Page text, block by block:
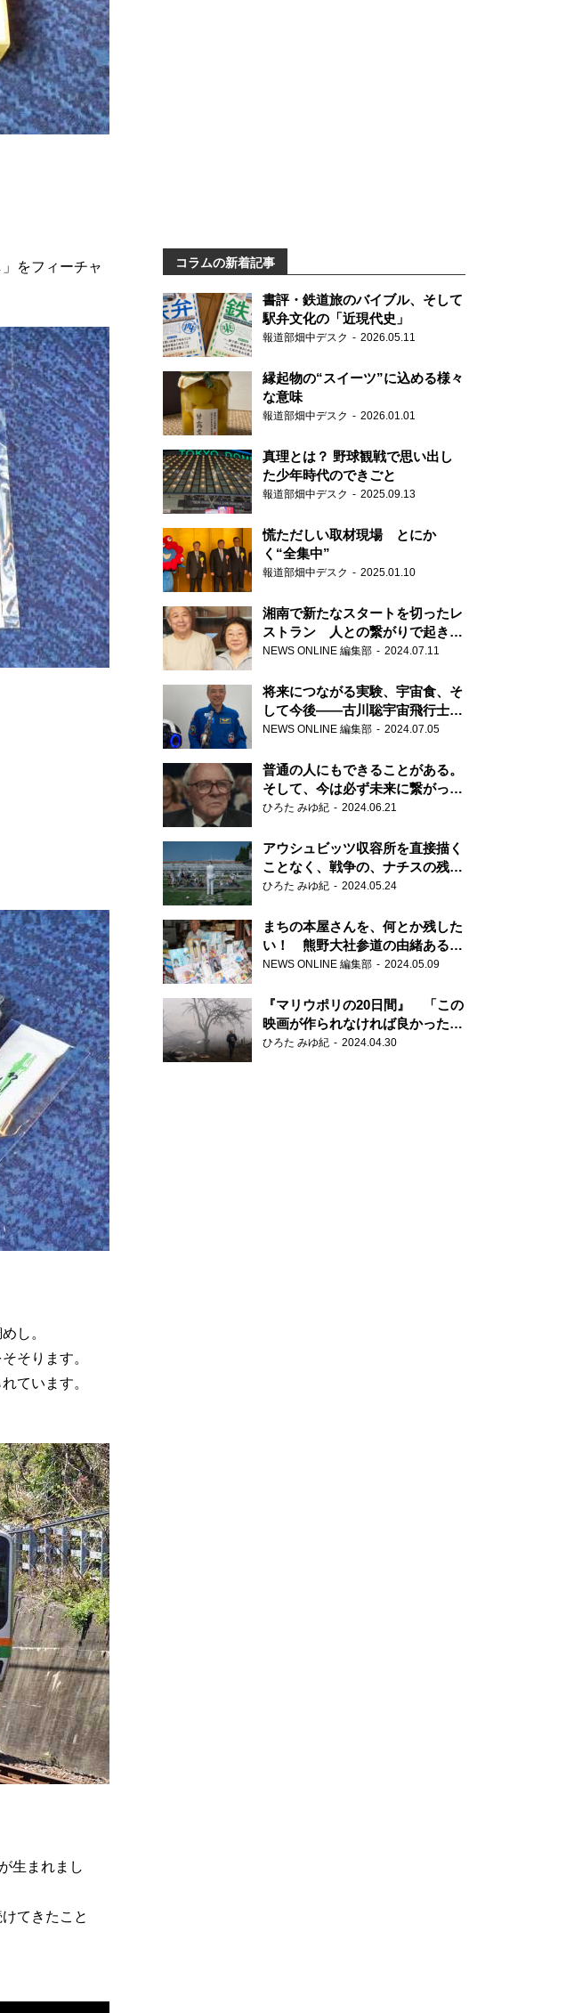
をフィーチャ
し。
そります。
ています。
生まれまし
てきたこと
コラムの新着記事
書評・鉄道旅のバイブル、そして
駅弁文化の「近現代史」
報道部畑中デスク 2026.05.11
縁起物の“スイーツ”に込める様々
な意味
報道部畑中デスク 2026.01.01
真理とは？ 野球観戦で思い出し
た少年時代のできごと
報道部畑中デスク 2025.09.13
慌ただしい取材現場 とにか
く“全集中”
報道部畑中デスク 2025.01.10
湘南で新たなスタートを切ったレ
ストラン 人との繋がりで起きた
奇跡
NEWS ONLINE 編集部 2024.07.11
将来につながる実験、宇宙食、そ
して今後――古川聡宇宙飛行士単
独インタビュー
NEWS ONLINE 編集部 2024.07.05
普通の人にもできることがある。
そして、今は必ず未来に繋がって
いく……『ONE LIFE 奇跡が繋い
ひろた みゆ紀 2024.06.21
アウシュビッツ収容所を直接描く
ことなく、戦争の、ナチスの残虐
さが見える映画 『関心領域』
ひろた みゆ紀 2024.05.24
まちの本屋さんを、何とか残した
い！ 熊野大社参道の由緒ある書
店・三代目の強い思い
NEWS ONLINE 編集部 2024.05.09
『マリウポリの20日間』 「この
映画が作られなければ良かった」
と語る監督
ひろた みゆ紀 2024.04.30